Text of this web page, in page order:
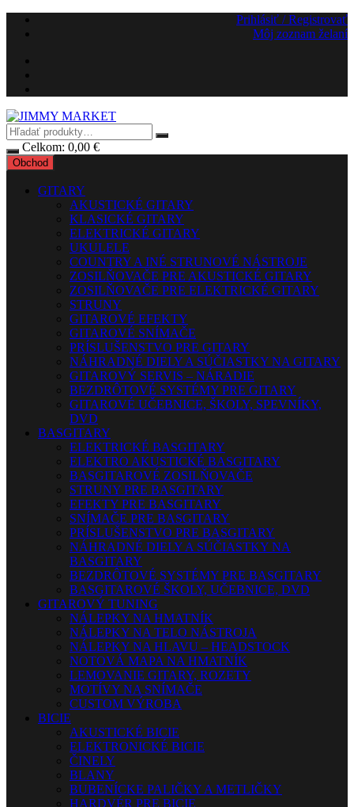
Preskočiť
Prihlásiť / Registrovať
Môj zoznam želaní
Celkom: 0,00 €
Obchod
GITARY
AKUSTICKÉ GITARY
KLASICKÉ GITARY
ELEKTRICKÉ GITARY
UKULELE
COUNTRY A INÉ STRUNOVÉ NÁSTROJE
ZOSILŇOVAČE PRE AKUSTICKÉ GITARY
ZOSILŇOVAČE PRE ELEKTRICKÉ GITARY
STRUNY
GITAROVÉ EFEKTY
GITAROVÉ SNÍMAČE
PRÍSLUŠENSTVO PRE GITARY
NÁHRADNÉ DIELY A SÚČIASTKY NA GITARY
GITAROVÝ SERVIS – NÁRADIE
BEZDRÔTOVÉ SYSTÉMY PRE GITARY
GITAROVÉ UČEBNICE, ŠKOLY, SPEVNÍKY,
DVD
BASGITARY
ELEKTRICKÉ BASGITARY
ELEKTRO AKUSTICKÉ BASGITARY
BASGITAROVÉ ZOSILŇOVAČE
STRUNY PRE BASGITARY
EFEKTY PRE BASGITARY
SNÍMAČE PRE BASGITARY
PRÍSLUŠENSTVO PRE BASGITARY
NÁHRADNÉ DIELY A SÚČIASTKY NA
BASGITARY
BEZDRÔTOVÉ SYSTÉMY PRE BASGITARY
BASGITAROVÉ ŠKOLY, UČEBNICE, DVD
GITAROVÝ TUNING
NÁLEPKY NA HMATNÍK
NÁLEPKY NA TELO NÁSTROJA
NÁLEPKY NA HLAVU – HEADSTOCK
NOTOVÁ MAPA NA HMATNÍK
LEMOVANIE GITARY, ROZETY
MOTÍVY NA SNÍMAČE
CUSTOM VÝROBA
BICIE
AKUSTICKÉ BICIE
ELEKTRONICKÉ BICIE
ČINELY
BLANY
BUBENÍCKE PALIČKY A METLIČKY
HARDVÉR PRE BICIE